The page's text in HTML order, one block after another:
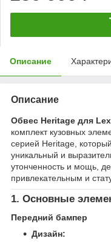
Описание
Описание
Обвес Heritage для
комплект кузовных
серией Heritage,
уникальный и
утонченность и мощь,
привлекательным и
1. Основные
Передний бампер
Дизайн: